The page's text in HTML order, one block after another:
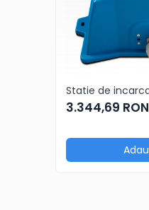
Statie de
3.344,69 RON